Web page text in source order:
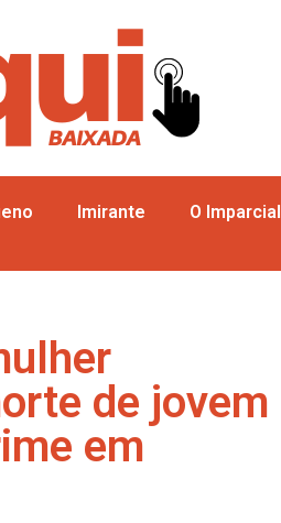
Imirante O Imparcial
de jovem
em